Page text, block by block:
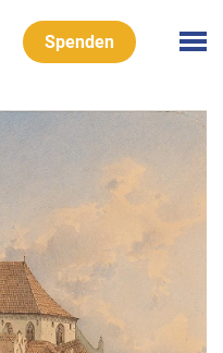
Spenden